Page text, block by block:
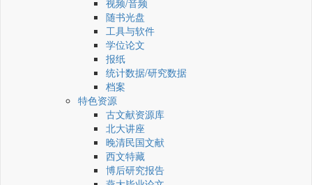
视频/音频
随书光盘
工具与软件
学位论文
报纸
统计数据/研究数据
档案
特色资源
古文献资源库
北大讲座
晚清民国文献
西文特藏
博后研究报告